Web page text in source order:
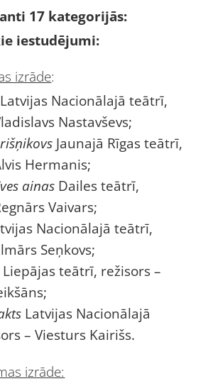
17 kategorijās:
iestudējumi:
izrāde:
Latvijas Nacionālajā teātrī,
Nastavševs;
Jaunajā Rīgas teātrī,
Hermanis;
ainas Dailes teātrī,
Vaivars;
Nacionālajā teātrī,
Seņkovs;
Liepājas teātrī, režisors –
Latvijas Nacionālajā
– Viesturs Kairišs.
izrāde: